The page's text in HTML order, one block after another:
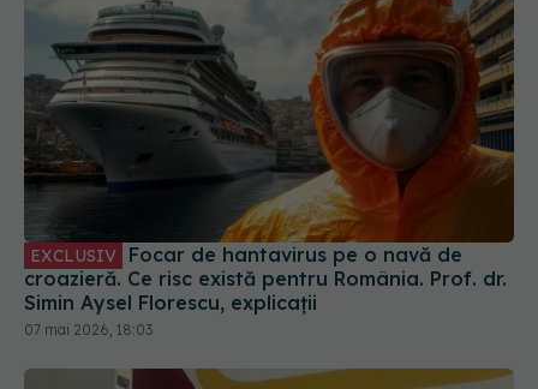
EXCLUSIV
croazieră. Ce risc există pentru România. Prof. dr.
Simin Aysel Florescu, explicații
07 mai 2026, 18:03